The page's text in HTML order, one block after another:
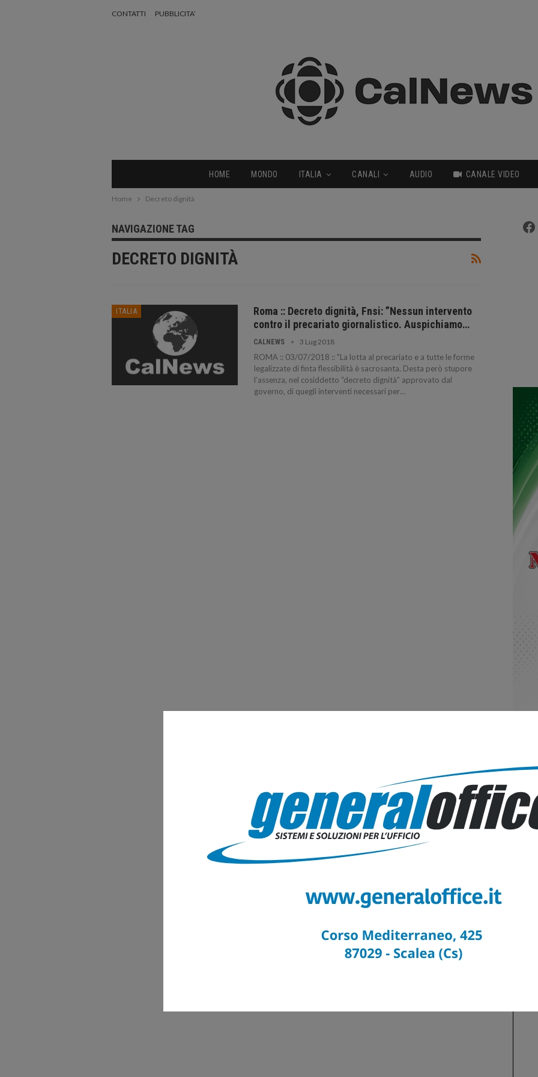
CONTATTI PUBBLICITA’
HOME MONDO ITALIA CANALI AUDIO CANALE VIDEO
Home Decreto dignità
NAVIGAZIONE TAG
DECRETO DIGNITÀ
ITALIA
Roma :: Decreto dignità, Fnsi: ”Nessun intervento
contro il precariato giornalistico. Auspichiamo…
CALNEWS 3 Lug 2018
ROMA :: 03/07/2018 :: "La lotta al precariato e a tutte le forme
legalizzate di finta flessibilità è sacrosanta. Desta però stupore
l’assenza, nel cosiddetto “decreto dignità” approvato dal
governo, di quegli interventi necessari per…